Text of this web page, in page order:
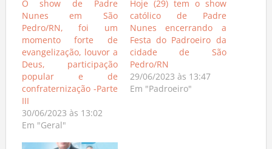
O show de Padre
Nunes em São
Pedro/RN, foi um
momento forte de
evangelização, louvor a
Deus, participação
popular e de
confraternização -Parte
III
30/06/2023 às 13:02
Em "Geral"
Hoje (29) tem o show
católico de Padre
Nunes encerrando a
Festa do Padroeiro da
cidade de São
Pedro/RN
29/06/2023 às 13:47
Em "Padroeiro"